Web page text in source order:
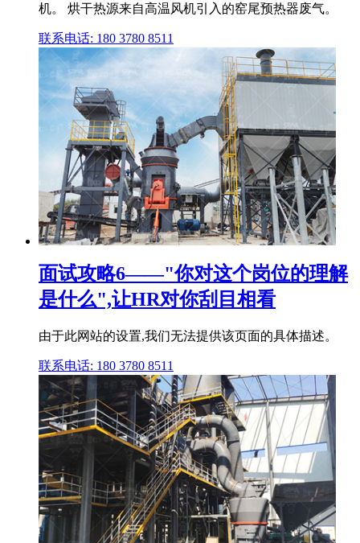
机。 烘干热源来自高温风机引入的窑尾预热器废气。
联系电话: 180 3780 8511
面试攻略6——"你对这个岗位的理解
是什么",让HR对你刮目相看
由于此网站的设置,我们无法提供该页面的具体描述。
联系电话: 180 3780 8511